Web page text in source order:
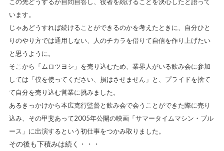
います。
じゃあどうすれば続けることができるのかを考えたときに、自分ひと
りのやり方では通用しない、人のチカラを借りて自信を作り上げたい
と思うように。
そこから「ムロツヨシ」を売り込むため、業界人がいる飲み会に参加
しては「僕を使ってください、損はさせません」と、プライドを捨て
て自分を売り込む営業に挑みました。
あるきっかけから本広克行監督と飲み会で会うことができた際に売り
込み、その甲斐あって2005年公開の映画「サマータイムマシン・ブル
ース」に出演するという初仕事をつかみ取りました。
その後も下積みは続く・・・